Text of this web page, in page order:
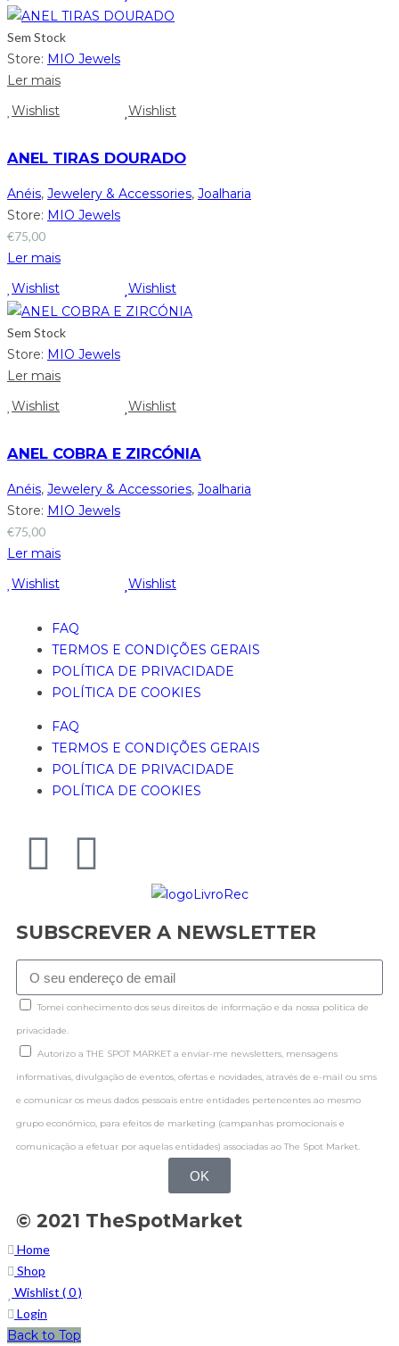
Sem Stock
Store: MIO Jewels
Ler mais
Wishlist
Wishlist
ANEL TIRAS DOURADO
Anéis, Jewelery & Accessories, Joalharia
Store: MIO Jewels
€75,00
Ler mais
Wishlist
Wishlist
Sem Stock
Store: MIO Jewels
Ler mais
Wishlist
Wishlist
ANEL COBRA E ZIRCÓNIA
Anéis, Jewelery & Accessories, Joalharia
Store: MIO Jewels
€75,00
Ler mais
Wishlist
Wishlist
FAQ
TERMOS E CONDIÇÕES GERAIS
POLÍTICA DE PRIVACIDADE
POLÍTICA DE COOKIES
FAQ
TERMOS E CONDIÇÕES GERAIS
POLÍTICA DE PRIVACIDADE
POLÍTICA DE COOKIES
SUBSCREVER A NEWSLETTER
Tomei conhecimento dos seus direitos de informação e da nossa politica de
privacidade.
Autorizo a THE SPOT MARKET a enviar-me newsletters, mensagens
informativas, divulgação de eventos, ofertas e novidades, através de e-mail ou sms
e comunicar os meus dados pessoais entre entidades pertencentes ao mesmo
grupo económico, para efeitos de marketing (campanhas promocionais e
comunicação a efetuar por aquelas entidades) associadas ao The Spot Market.
OK
© 2021 TheSpotMarket
Home
Shop
Wishlist (0)
Login
Back to Top